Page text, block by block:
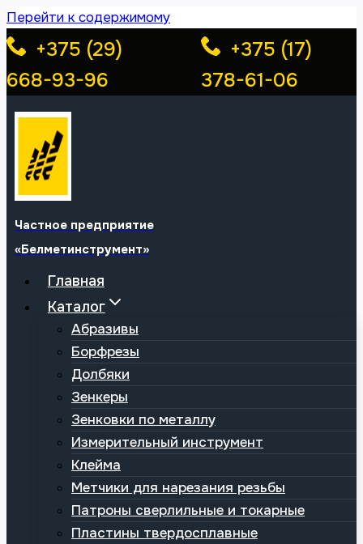
Перейти к содержимому
+375 (29)
668-93-96
+375 (17)
378-61-06
Частное предприятие
«Белметинструмент»
Главная
Каталог
Абразивы
Борфрезы
Долбяки
Зенкеры
Зенковки по металлу
Измерительный инструмент
Клейма
Метчики для нарезания резьбы
Патроны сверлильные и токарные
Пластины твердосплавные